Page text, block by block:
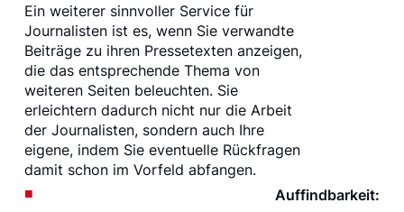
Ein weiterer sinnvoller Service für
Journalisten ist es, wenn Sie verwandte
Beiträge zu ihren Pressetexten anzeigen,
die das entsprechende Thema von
weiteren Seiten beleuchten. Sie
erleichtern dadurch nicht nur die Arbeit
der Journalisten, sondern auch Ihre
eigene, indem Sie eventuelle Rückfragen
damit schon im Vorfeld abfangen.
Auffindbarkeit: